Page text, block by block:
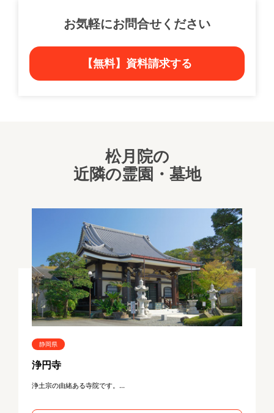
お気軽にお問合せください
【無料】資料請求する
松月院の
近隣の霊園・墓地
静岡県
浄円寺
浄土宗の由緒ある寺院です。...